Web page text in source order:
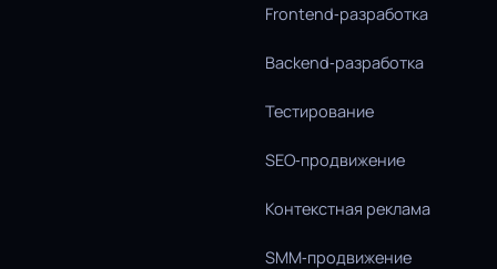
Frontend‑разработка
Backend‑разработка
Тестирование
SEO‑продвижение
Контекстная реклама
SMM‑продвижение